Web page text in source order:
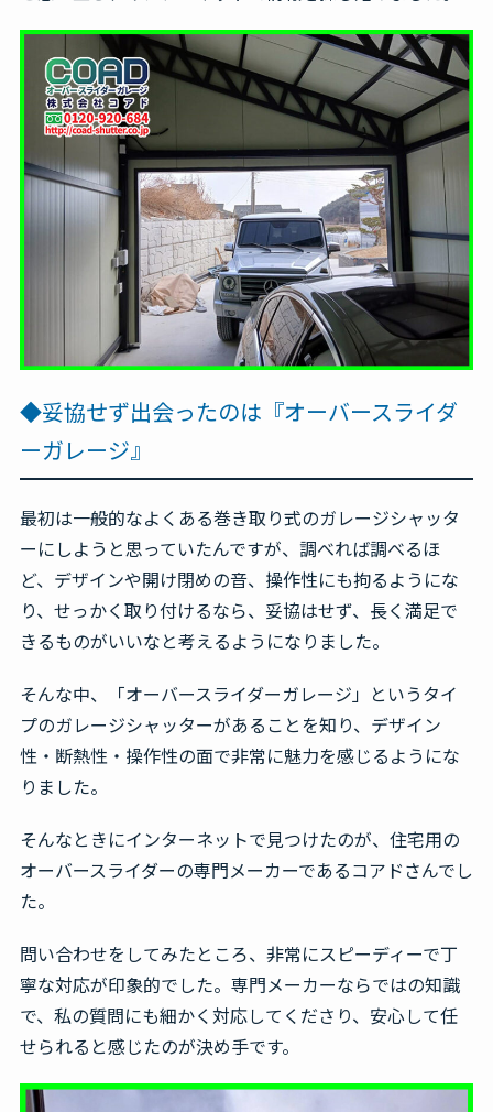
◆妥協せず出会ったのは『オーバースライダ
ーガレージ』
最初は一般的なよくある巻き取り式のガレージシャッタ
ーにしようと思っていたんですが、調べれば調べるほ
ど、デザインや開け閉めの音、操作性にも拘るようにな
り、せっかく取り付けるなら、妥協はせず、長く満足で
きるものがいいなと考えるようになりました。
そんな中、「オーバースライダーガレージ」というタイ
プのガレージシャッターがあることを知り、デザイン
性・断熱性・操作性の面で非常に魅力を感じるようにな
りました。
そんなときにインターネットで見つけたのが、住宅用の
オーバースライダーの専門メーカーであるコアドさんでし
た。
問い合わせをしてみたところ、非常にスピーディーで丁
寧な対応が印象的でした。専門メーカーならではの知識
で、私の質問にも細かく対応してくださり、安心して任
せられると感じたのが決め手です。